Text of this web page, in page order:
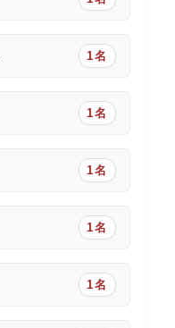
1名
1名
1名
1名
1名